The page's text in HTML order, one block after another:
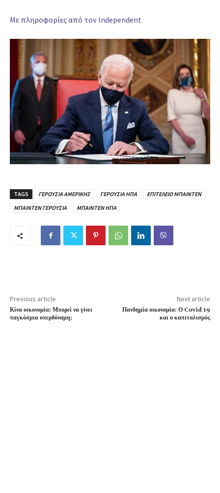
Με πληροφορίες από τον Independent
TAGS ΓΕΡΟΥΣΙΑ ΑΜΕΡΙΚΗΣ ΓΕΡΟΥΣΙΑ ΗΠΑ
ΕΠΙΤΕΛΕΙΟ ΜΠΑΙΝΤΕΝ
ΜΠΑΙΝΤΕΝ ΓΕΡΟΥΣΙΑ
ΜΠΑΙΝΤΕΝ ΗΠΑ
Previous article
Κίνα οικονομία: Μπορεί να γίνει
παγκόσμια υπερδύναμη;
Next article
Πανδημία οικονομία: Ο Covid 19
και ο καπιταλισμός